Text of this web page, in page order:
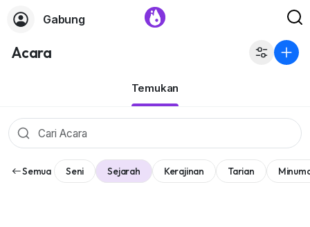
Gabung
Acara
Temukan
Semua Seni Sejarah Kerajinan Tarian